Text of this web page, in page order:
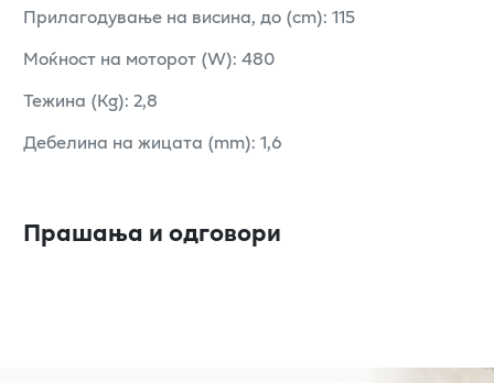
Прилагодување на висина, до (cm): 115
Моќност на моторот (W): 480
Тежина (Kg): 2,8
Дебелина на жицата (mm): 1,6
Прашања и одговори